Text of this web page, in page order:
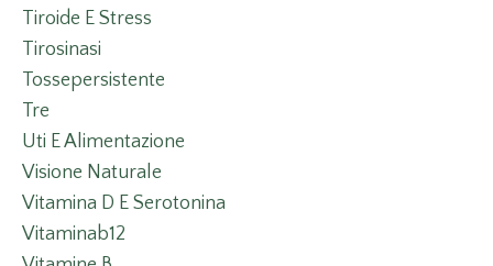
Tiroide E Stress
Tirosinasi
Tossepersistente
Tre
Uti E Alimentazione
Visione Naturale
Vitamina D E Serotonina
Vitaminab12